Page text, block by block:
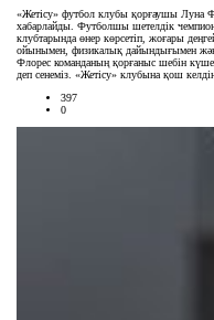
«Жетісу» футбол клубы қорғаушы Луна
хабарлайды. Футболшы шетелдік
клубтарында өнер көрсетіп, жоғары
ойынымен, физикалық дайындығымен
Флорес команданың қорғаныс шебін
деп сенеміз. «Жетісу» клубына қош
397
0